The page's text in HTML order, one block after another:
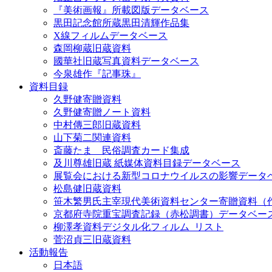
『美術画報』所載図版データベース
黒田記念館所蔵黒田清輝作品集
X線フィルムデータベース
森岡柳蔵旧蔵資料
國華社旧蔵写真資料データベース
今泉雄作『記事珠』
資料目録
久野健寄贈資料
久野健寄贈ノート資料
中村傳三郎旧蔵資料
山下菊二関連資料
斎藤たま 民俗調査カード集成
及川尊雄旧蔵 紙媒体資料目録データベース
展覧会における新型コロナウイルスの影響データ
松島健旧蔵資料
笹木繁男氏主宰現代美術資料センター寄贈資料（
京都府寺院重宝調査記録（赤松調書）データベー
柳澤孝資料デジタル化フィルム_リスト
菅沼貞三旧蔵資料
活動報告
日本語